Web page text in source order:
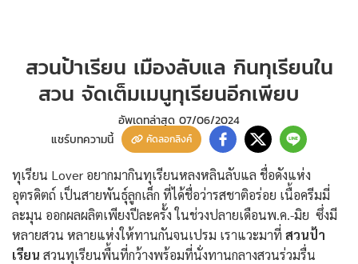
สวนป้าเรียน เมืองลับแล กินทุเรียนใน
สวน จัดเต็มเมนูทุเรียนอีกเพียบ
อัพเดทล่าสุด 07/06/2024
แชร์บทความนี้
คัดลอกลิงค์
ทุเรียน Lover อยากมากินทุเรียนหลงหลินลับแล ชื่อดังแห่ง
อุตรดิตถ์ เป็นสายพันธุ์ลูกเล็ก ที่ได้ชื่อว่ารสชาติอร่อย เนื้อครีมมี่
ละมุน ออกผลผลิตเพียงปีละครั้ง ในช่วงปลายเดือนพ.ค.-มิย ซึ่งมี
หลายสวน หลายแห่งให้ทานกันจนเปรม เราแวะมาที่ สวนป้า
เรียน สวนทุเรียนพื้นที่กว้างพร้อมที่นั่งทานกลางสวนร่วมรื่น